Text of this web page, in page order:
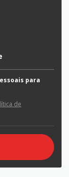
para
de